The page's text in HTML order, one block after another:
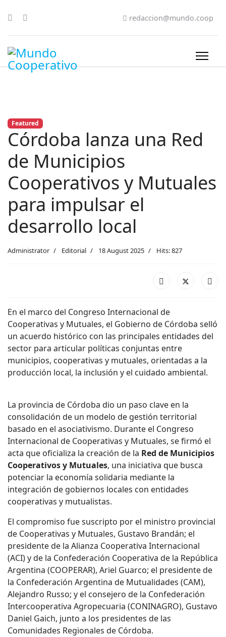
redaccion@mundo.coop
Featured
Córdoba lanza una Red
de Municipios
Cooperativos y Mutuales
para impulsar el
desarrollo local
Administrator Editorial 18 August 2025 Hits: 827
En el marco del Congreso Internacional de
Cooperativas y Mutuales, el Gobierno de Córdoba selló
un acuerdo histórico con las principales entidades del
sector para articular políticas conjuntas entre
municipios, cooperativas y mutuales, orientadas a la
producción local, la inclusión y el cuidado ambiental.
La provincia de Córdoba dio un paso clave en la
consolidación de un modelo de gestión territorial
basado en el asociativismo. Durante el Congreso
Internacional de Cooperativas y Mutuales, se firmó el
acta que oficializa la creación de la Red de Municipios
Cooperativos y Mutuales, una iniciativa que busca
potenciar la economía solidaria mediante la
integración de gobiernos locales con entidades
cooperativas y mutualistas.
El compromiso fue suscripto por el ministro provincial
de Cooperativas y Mutuales, Gustavo Brandán; el
presidente de la Alianza Cooperativa Internacional
(ACI) y de la Confederación Cooperativa de la República
Argentina (COOPERAR), Ariel Guarco; el presidente de
la Confederación Argentina de Mutualidades (CAM),
Alejandro Russo; y el consejero de la Confederación
Intercooperativa Agropecuaria (CONINAGRO), Gustavo
Daniel Gaich, junto a los presidentes de las
Comunidades Regionales de Córdoba.